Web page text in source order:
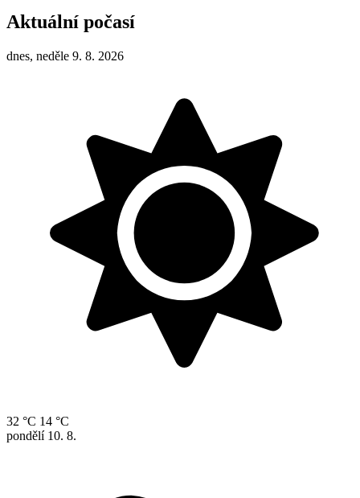
Aktuální počasí
dnes, neděle 9. 8. 2026
32 °C 14 °C
pondělí 10. 8.